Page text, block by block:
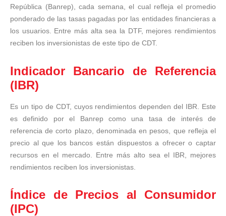
República (Banrep), cada semana, el cual refleja el promedio
ponderado de las tasas pagadas por las entidades financieras a
los usuarios. Entre más alta sea la DTF, mejores rendimientos
reciben los inversionistas de este tipo de CDT.
Indicador Bancario de Referencia
(IBR)
Es un tipo de CDT, cuyos rendimientos dependen del IBR. Este
es definido por el Banrep como una tasa de interés de
referencia de corto plazo, denominada en pesos, que refleja el
precio al que los bancos están dispuestos a ofrecer o captar
recursos en el mercado. Entre más alto sea el IBR, mejores
rendimientos reciben los inversionistas.
Índice de Precios al Consumidor
(IPC)